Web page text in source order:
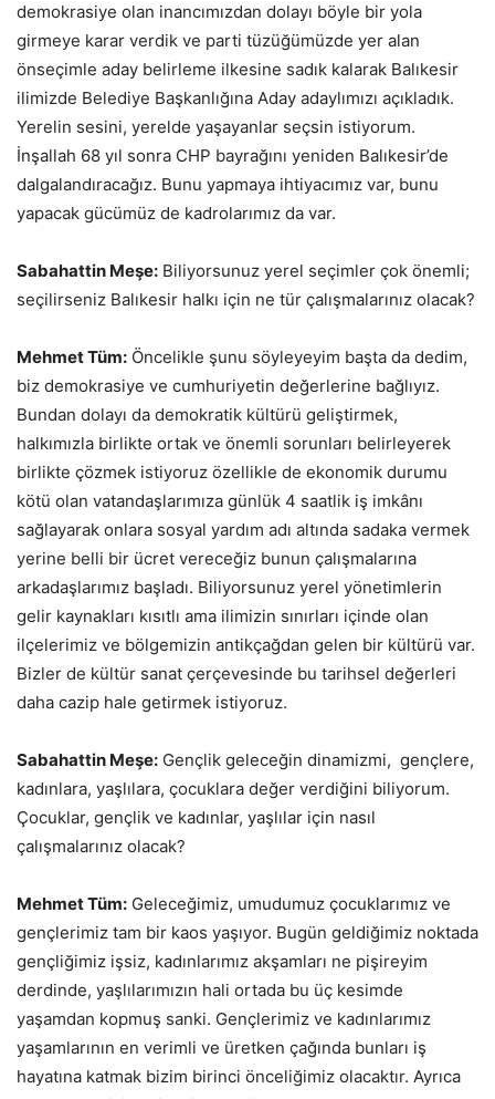
demokrasiye olan inancımızdan dolayı böyle bir yola
girmeye karar verdik ve parti tüzüğümüzde yer alan
önseçimle aday belirleme ilkesine sadık kalarak Balıkesir
ilimizde Belediye Başkanlığına Aday adaylımızı açıkladık.
Yerelin sesini, yerelde yaşayanlar seçsin istiyorum.
İnşallah 68 yıl sonra CHP bayrağını yeniden Balıkesir’de
dalgalandıracağız. Bunu yapmaya ihtiyacımız var, bunu
yapacak gücümüz de kadrolarımız da var.
Sabahattin Meşe: Biliyorsunuz yerel seçimler çok önemli;
seçilirseniz Balıkesir halkı için ne tür çalışmalarınız olacak?
Mehmet Tüm: Öncelikle şunu söyleyeyim başta da dedim,
biz demokrasiye ve cumhuriyetin değerlerine bağlıyız.
Bundan dolayı da demokratik kültürü geliştirmek,
halkımızla birlikte ortak ve önemli sorunları belirleyerek
birlikte çözmek istiyoruz özellikle de ekonomik durumu
kötü olan vatandaşlarımıza günlük 4 saatlik iş imkânı
sağlayarak onlara sosyal yardım adı altında sadaka vermek
yerine belli bir ücret vereceğiz bunun çalışmalarına
arkadaşlarımız başladı. Biliyorsunuz yerel yönetimlerin
gelir kaynakları kısıtlı ama ilimizin sınırları içinde olan
ilçelerimiz ve bölgemizin antikçağdan gelen bir kültürü var.
Bizler de kültür sanat çerçevesinde bu tarihsel değerleri
daha cazip hale getirmek istiyoruz.
Sabahattin Meşe: Gençlik geleceğin dinamizmi, gençlere,
kadınlara, yaşlılara, çocuklara değer verdiğini biliyorum.
Çocuklar, gençlik ve kadınlar, yaşlılar için nasıl
çalışmalarınız olacak?
Mehmet Tüm: Geleceğimiz, umudumuz çocuklarımız ve
gençlerimiz tam bir kaos yaşıyor. Bugün geldiğimiz noktada
gençliğimiz işsiz, kadınlarımız akşamları ne pişireyim
derdinde, yaşlılarımızın hali ortada bu üç kesimde
yaşamdan kopmuş sanki. Gençlerimiz ve kadınlarımız
yaşamlarının en verimli ve üretken çağında bunları iş
hayatına katmak bizim birinci önceliğimiz olacaktır. Ayrıca